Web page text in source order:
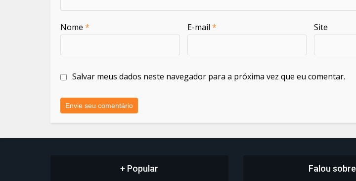
Nome * E-mail * Site
Salvar meus dados neste navegador para a próxima vez que eu comentar.
+ Popular Falou sobre